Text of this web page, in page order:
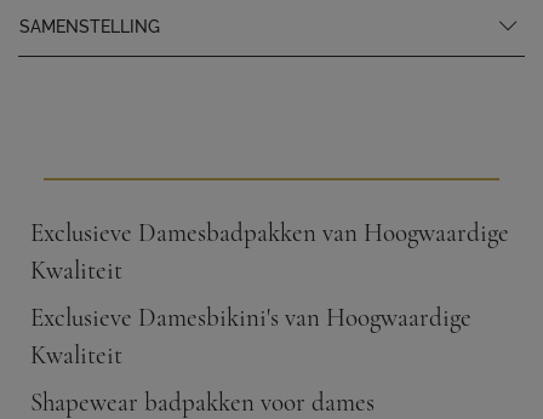
SAMENSTELLING
Exclusieve Damesbadpakken van Hoogwaardige
Kwaliteit
Exclusieve Damesbikini's van Hoogwaardige
Kwaliteit
Shapewear badpakken voor dames